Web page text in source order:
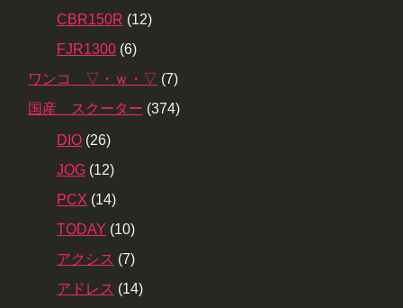
CBR150R (12)
FJR1300 (6)
ワンコ ▽・ｗ・▽ (7)
国産 スクーター (374)
DIO (26)
JOG (12)
PCX (14)
TODAY (10)
アクシス (7)
アドレス (14)